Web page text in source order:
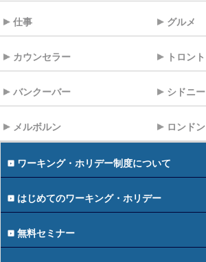
仕事 グルメ
カウンセラー トロント
バンクーバー シドニー
メルボルン ロンドン
ワーキング・ホリデー制度について
はじめてのワーキング・ホリデー
無料セミナー